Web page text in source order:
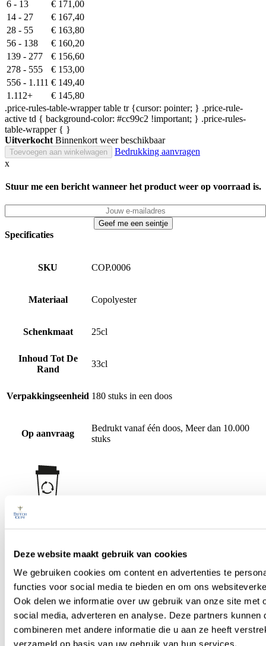
Deze website maakt gebruik van cookies
We gebruiken cookies om content en advertenties te
functies voor social media te bieden en om ons
Ook delen we informatie over uw gebruik van onze site met
social media, adverteren en analyse. Deze partners kunnen
combineren met andere informatie die u aan ze heeft
verzameld op basis van uw gebruik van hun services.
6 - 13
€ 171,00
14 - 27
€ 167,40
28 - 55
€ 163,80
56 - 138
€ 160,20
139 - 277
€ 156,60
278 - 555
€ 153,00
556 - 1.111 € 149,40
1.112+
€ 145,80
.price-rules-table-wrapper table tr {cursor: pointer; } .price-rule-
active td { background-color: #cc99c2 !important; } .price-rules-
table-wrapper { }
Uitverkocht Binnenkort weer beschikbaar
Toevoegen aan winkelwagen
Bedrukking aanvragen
x
Stuur me een bericht wanneer het product weer op voorraad is.
Specificaties
SKU COP.0006
Materiaal Copolyester
Schenkmaat 25cl
Inhoud Tot De
Rand
33cl
Verpakkingseenheid 180 stuks in een doos
Op aanvraag
Bedrukt vanaf één doos, Meer dan 10.000
stuks
Herbruikbaar keer op keer
Vaatwasserbestendig tot 110 graden